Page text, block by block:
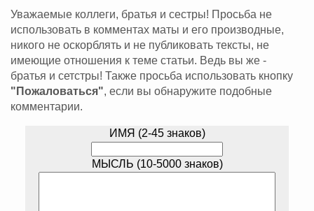
Уважаемые коллеги, братья и сестры! Просьба не
использовать в комментах маты и его производные,
никого не оскорблять и не публиковать тексты, не
имеющие отношения к теме статьи. Ведь вы же -
братья и сетстры! Также просьба использовать кнопку
"Пожаловаться", если вы обнаружите подобные
комментарии.
ИМЯ (2-45 знаков)
МЫСЛЬ (10-5000 знаков)